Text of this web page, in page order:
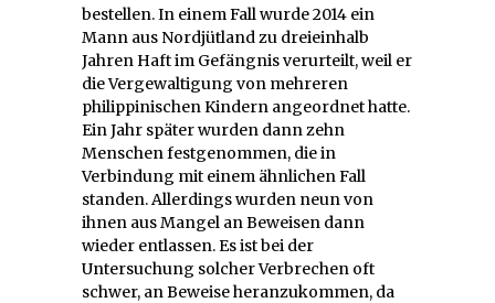
bestellen. In einem Fall wurde 2014 ein
Mann aus Nordjütland zu dreieinhalb
Jahren Haft im Gefängnis verurteilt, weil er
die Vergewaltigung von mehreren
philippinischen Kindern angeordnet hatte.
Ein Jahr später wurden dann zehn
Menschen festgenommen, die in
Verbindung mit einem ähnlichen Fall
standen. Allerdings wurden neun von
ihnen aus Mangel an Beweisen dann
wieder entlassen. Es ist bei der
Untersuchung solcher Verbrechen oft
schwer, an Beweise heranzukommen, da